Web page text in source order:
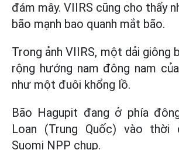
đám mây. VIIRS cũng cho thấy
bão mạnh bao quanh mắt bão.
Trong ảnh VIIRS, một dải giông
rộng hướng nam đông nam
như một đuôi khổng lồ.
Bão Hagupit đang ở phía
Loan (Trung Quốc) vào thời
Suomi NPP chụp.